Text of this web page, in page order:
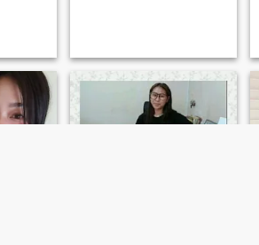
da paz interior. Espero que
podamos llevarnos bien.